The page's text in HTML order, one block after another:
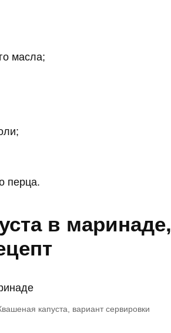
масла;
перца.
в маринаде,
капуста, вариант сервировки